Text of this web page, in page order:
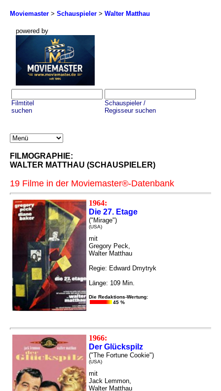
Moviemaster > Schauspieler > Walter Matthau
powered by
Filmtitel
suchen
Schauspieler /
Regisseur suchen
FILMOGRAPHIE:
WALTER MATTHAU (SCHAUSPIELER)
19 Filme in der Moviemaster®-Datenbank
1964:
Die 27. Etage
("Mirage")
(USA)
mit
Gregory Peck,
Walter Matthau
Regie: Edward Dmytryk
Länge: 109 Min.
Die Redaktions-Wertung:
45 %
1966:
Der Glückspilz
("The Fortune Cookie")
(USA)
mit
Jack Lemmon,
Walter Matthau